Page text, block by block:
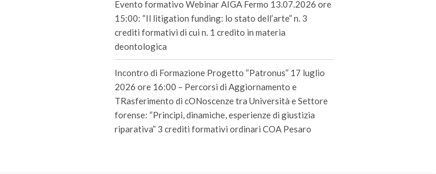
Evento formativo Webinar AIGA Fermo 13.07.2026 ore
15:00: “Il litigation funding: lo stato dell’arte” n. 3
crediti formativi di cui n. 1 credito in materia
deontologica
Incontro di Formazione Progetto “Patronus” 17 luglio
2026 ore 16:00 – Percorsi di Aggiornamento e
TRasferimento di cONoscenze tra Università e Settore
forense: “Principi, dinamiche, esperienze di giustizia
riparativa” 3 crediti formativi ordinari COA Pesaro